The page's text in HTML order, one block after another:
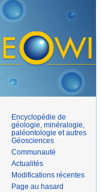
Encyclopédie de
géologie, minéralogie,
paléontologie et autres
Géosciences
Communauté
Actualités
Modifications récentes
Page au hasard